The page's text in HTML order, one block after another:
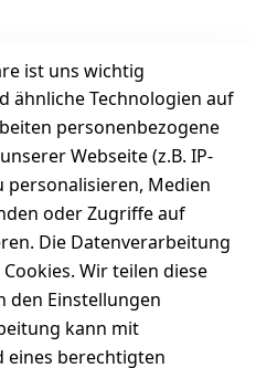
Bewertung
0
Bewertung(en)
abgeben
( 0 )
( 0 )
ist uns wichtig
ähnliche Technologien auf
personenbezogene
Webseite (z.B. IP-
personalisieren, Medien
oder Zugriffe auf
Die Datenverarbeitung
Wir teilen diese
den Einstellungen
kann mit
berechtigten